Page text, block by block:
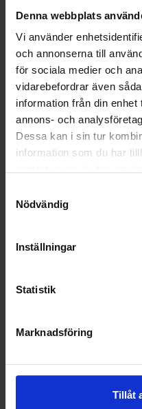
Denna webbplats
Vi använder
och annonserna till
för sociala medier och
vidarebefordrar även
information från din
annons- och
Dessa kan i sin tur
information som du har
Nödvändig
Inställningar
Statistik
Marknadsföring
Tillåt
SAMARBETEN
SOCIALT ANSVAR
VELLINGE
KUNDTJÄNST
info@ohlssons.se